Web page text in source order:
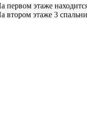
этаже
этаже 3